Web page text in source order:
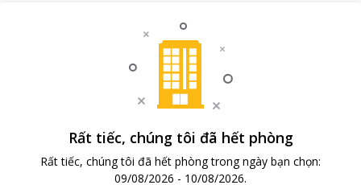
Rất tiếc, chúng tôi đã hết phòng
Rất tiếc, chúng tôi đã hết phòng trong ngày bạn chọn:
09/08/2026 - 10/08/2026.